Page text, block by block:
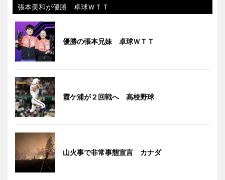
張本美和が優勝 卓球ＷＴＴ
優勝の張本兄妹 卓球ＷＴＴ
霞ケ浦が２回戦へ 高校野球
山火事で非常事態宣言 カナダ